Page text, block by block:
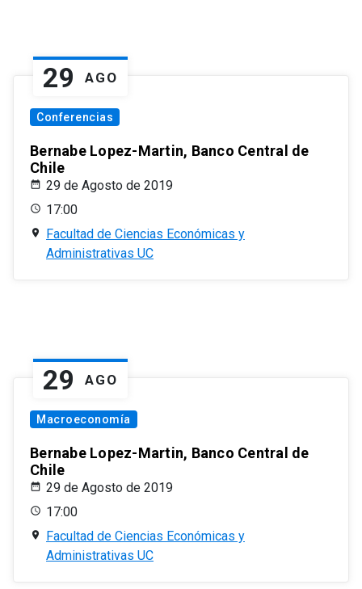
29 AGO
Conferencias
Bernabe Lopez-Martin, Banco Central de
Chile
29 de Agosto de 2019
17:00
Facultad de Ciencias Económicas y
Administrativas UC
29 AGO
Macroeconomía
Bernabe Lopez-Martin, Banco Central de
Chile
29 de Agosto de 2019
17:00
Facultad de Ciencias Económicas y
Administrativas UC